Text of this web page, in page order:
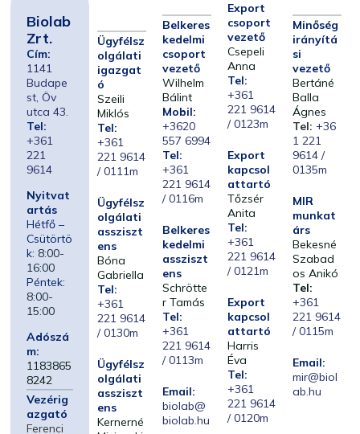
Biolab
Zrt.
Cím:
1141
Budape
st, Öv
utca 43.
Tel:
+361
221
9614
Nyitvat
artás
Hétfő –
Csütörtö
k: 8:00-
16:00
Péntek:
8:00-
15:00
Adószá
m:
1183865
8242
Vezérig
azgató
Ferenci
Ügyfélsz
olgálati
igazgat
ó
Szeili
Miklós
Tel:
+361
221 9614
/ 0111m
Ügyfélsz
olgálati
assziszt
ens
Bóna
Gabriella
Tel:
+361
221 9614
/ 0130m
Ügyfélsz
olgálati
assziszt
ens
Kernerné
Belkeres
kedelmi
csoport
vezető
Wilhelm
Bálint
Mobil:
+3620
557 6994
Tel:
+361
221 9614
/ 0116m
Belkeres
kedelmi
assziszt
ens
Schrötte
r Tamás
Tel:
+361
221 9614
/ 0113m
Email:
biolab@
biolab.hu
Export
csoport
vezető
Csepeli
Anna
Tel:
+361
221 9614
/ 0123m
Export
kapcsol
attartó
Tőzsér
Anita
Tel:
+361
221 9614
/ 0121m
Export
kapcsol
attartó
Harris
Éva
Tel:
+361
221 9614
/ 0120m
Minőség
irányítá
si
vezető
Bertáné
Balla
Ágnes
Tel: +36
1 221
9614 /
0135m
MIR
munkat
árs
Bekesné
Szabad
os Anikó
Tel:
+361
221 9614
/ 0115m
Email:
mir@biol
ab.hu